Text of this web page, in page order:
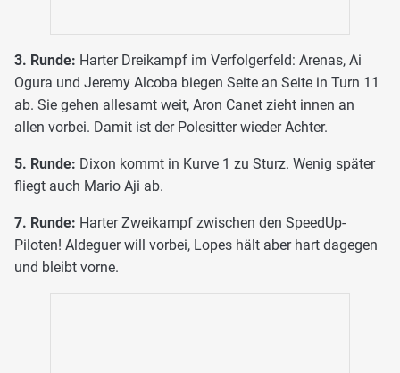
3. Runde: Harter Dreikampf im Verfolgerfeld: Arenas, Ai
Ogura und Jeremy Alcoba biegen Seite an Seite in Turn 11
ab. Sie gehen allesamt weit, Aron Canet zieht innen an
allen vorbei. Damit ist der Polesitter wieder Achter.
5. Runde: Dixon kommt in Kurve 1 zu Sturz. Wenig später
fliegt auch Mario Aji ab.
7. Runde: Harter Zweikampf zwischen den SpeedUp-
Piloten! Aldeguer will vorbei, Lopes hält aber hart dagegen
und bleibt vorne.